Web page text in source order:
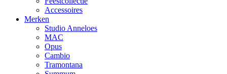
Accessoires
Merken
Studio Anneloes
MAC
Opus
Cambio
Tramontana